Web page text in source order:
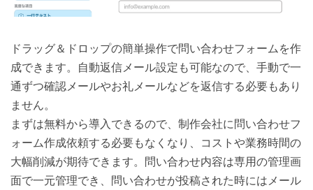
ドラッグ＆ドロップの簡単操作で問い合わせフォームを作
成できます。自動返信メール設定も可能なので、手動で一
通ずつ確認メールやお礼メールなどを返信する必要もあり
ません。
まずは無料から導入できるので、制作会社に問い合わせフ
ォーム作成依頼する必要もなくなり、コストや業務時間の
大幅削減が期待できます。問い合わせ内容は専用の管理画
面で一元管理でき、問い合わせが投稿された時にはメール